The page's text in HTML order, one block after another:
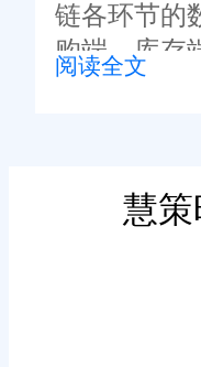
链各环节的
购端、库存
的数据互通
握供货进度
货情况，上
采购与供
阅读全文
慧